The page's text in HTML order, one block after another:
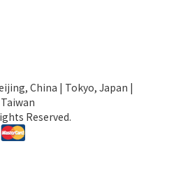
China | Tokyo, Japan |
Reserved.